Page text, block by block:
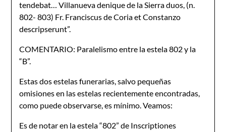
tendebat… Villanueva denique de la Sierra duos, (n.
802- 803) Fr. Franciscus de Coria et Constanzo
descripserunt”.
COMENTARIO: Paralelismo entre la estela 802 y la
“B”.
Estas dos estelas funerarias, salvo pequeñas
omisiones en las estelas recientemente encontradas,
como puede observarse, es mínimo. Veamos:
Es de notar en la estela “802” de Inscriptiones